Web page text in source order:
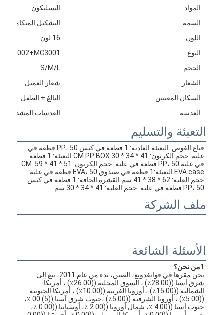
المواد
السيليكون
السمة
التشكيل المتكامل
اللون
16 لون
النوع
الحجم
S/M/L
الشعار
شعار العميل
السكان المعنيين
البالغ + الطفل
العدسة
العدسات المشددة
التعبئة والتسليم
في علبة PP، 50 قطعة في علبة. حجم الكرتون: 51 * 41 * 59 CM
PP، 50 قطعة في علبة. حجم العلبة: 41 * 34 * 30 سم
ملف الشركة
الأسئلة الشائعة
1من نحن؟